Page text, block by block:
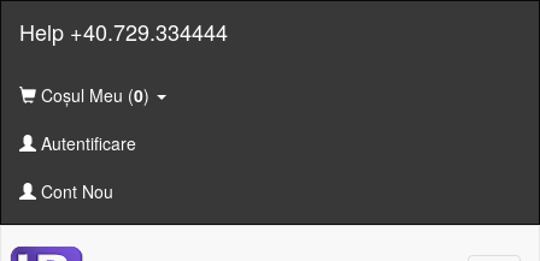
Help +40.729.334444
Coșul Meu (0)
Autentificare
Cont Nou